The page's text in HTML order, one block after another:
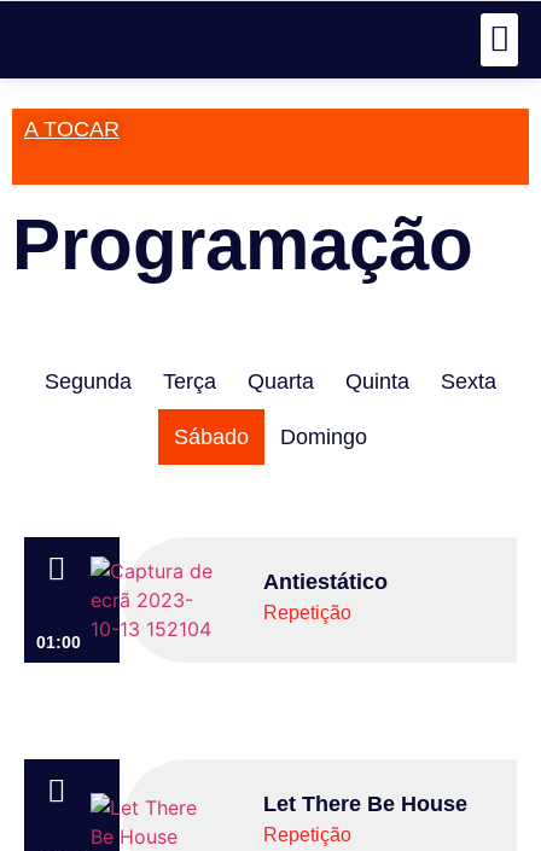
A TOCAR
Programação
Segunda Terça Quarta Quinta Sexta
Sábado Domingo
01:00
Antiestático
Repetição
Let There Be House
Repetição